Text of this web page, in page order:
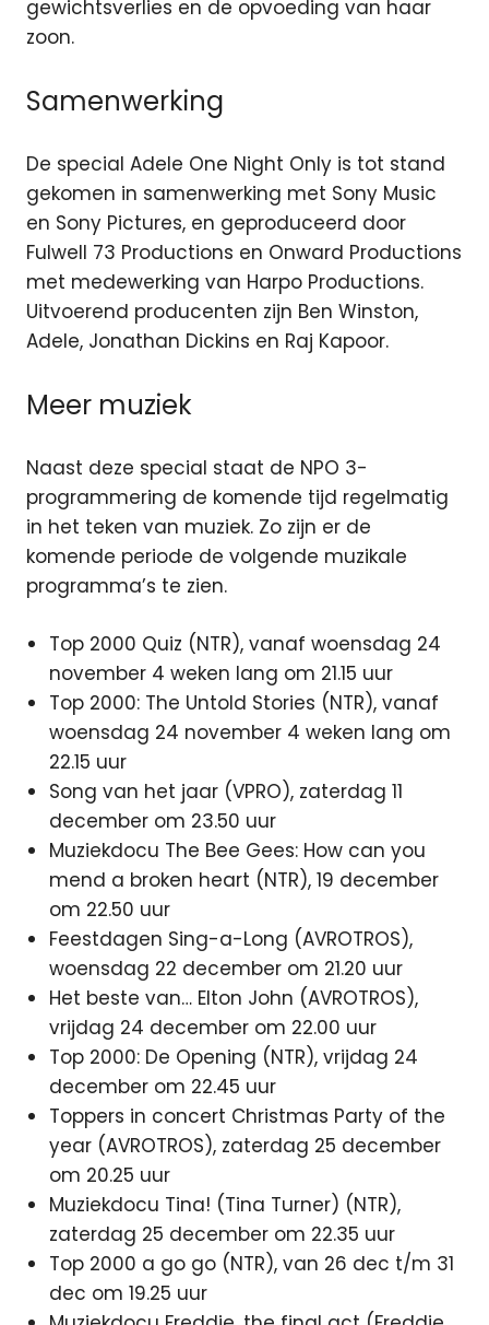
gewichtsverlies en de opvoeding van haar
zoon.
Samenwerking
De special Adele One Night Only is tot stand
gekomen in samenwerking met Sony Music
en Sony Pictures, en geproduceerd door
Fulwell 73 Productions en Onward Productions
met medewerking van Harpo Productions.
Uitvoerend producenten zijn Ben Winston,
Adele, Jonathan Dickins en Raj Kapoor.
Meer muziek
Naast deze special staat de NPO 3-
programmering de komende tijd regelmatig
in het teken van muziek. Zo zijn er de
komende periode de volgende muzikale
programma’s te zien.
Top 2000 Quiz (NTR), vanaf woensdag 24
november 4 weken lang om 21.15 uur
Top 2000: The Untold Stories (NTR), vanaf
woensdag 24 november 4 weken lang om
22.15 uur
Song van het jaar (VPRO), zaterdag 11
december om 23.50 uur
Muziekdocu The Bee Gees: How can you
mend a broken heart (NTR), 19 december
om 22.50 uur
Feestdagen Sing-a-Long (AVROTROS),
woensdag 22 december om 21.20 uur
Het beste van… Elton John (AVROTROS),
vrijdag 24 december om 22.00 uur
Top 2000: De Opening (NTR), vrijdag 24
december om 22.45 uur
Toppers in concert Christmas Party of the
year (AVROTROS), zaterdag 25 december
om 20.25 uur
Muziekdocu Tina! (Tina Turner) (NTR),
zaterdag 25 december om 22.35 uur
Top 2000 a go go (NTR), van 26 dec t/m 31
dec om 19.25 uur